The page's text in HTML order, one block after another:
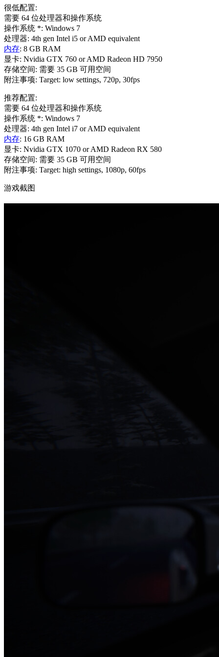
很低配置:
需要 64 位处理器和操作系统
操作系统 *: Windows 7
处理器: 4th gen Intel i5 or AMD equivalent
内存: 8 GB RAM
显卡: Nvidia GTX 760 or AMD Radeon HD 7950
存储空间: 需要 35 GB 可用空间
附注事项: Target: low settings, 720p, 30fps
推荐配置:
需要 64 位处理器和操作系统
操作系统 *: Windows 7
处理器: 4th gen Intel i7 or AMD equivalent
内存: 16 GB RAM
显卡: Nvidia GTX 1070 or AMD Radeon RX 580
存储空间: 需要 35 GB 可用空间
附注事项: Target: high settings, 1080p, 60fps
游戏截图